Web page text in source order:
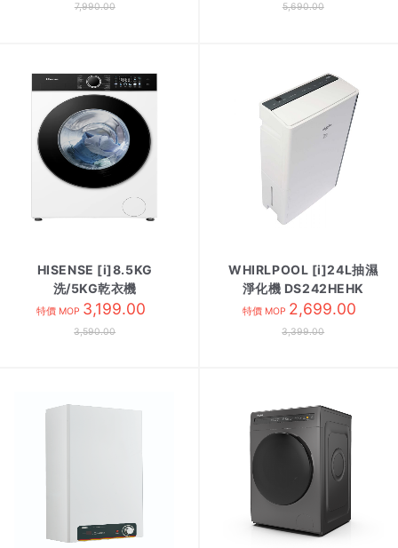
7,990.00 5,690.00
HISENSE [i]8.5KG
洗/5KG乾衣機
WD3I8545VWF
特價 MOP 3,199.00
3,590.00
WHIRLPOOL [i]24L抽濕
淨化機 DS242HEHK
特價 MOP 2,699.00
3,399.00